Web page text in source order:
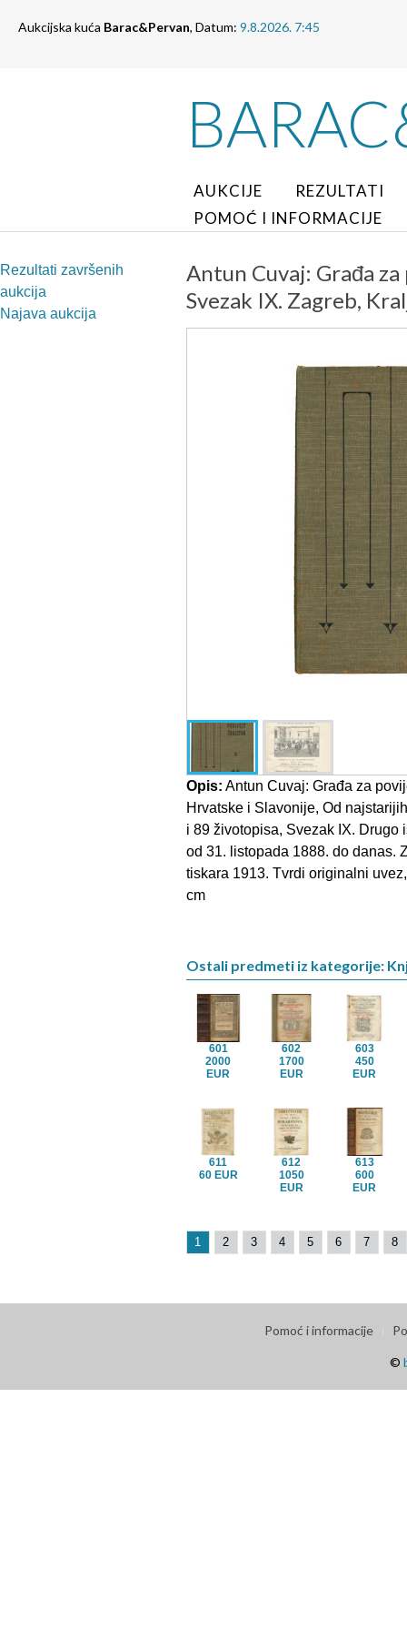
Aukcijska kuća Barac&Pervan, Datum: 9.8.2026. 7:45
AUKCIJE
REZULTATI
POMOĆ I INFORMACIJE
Rezultati završenih
aukcija
Najava aukcija
Antun Cuvaj: Građa
Svezak IX. Zagreb,
Opis: Antun Cuvaj: Građa za
Hrvatske i Slavonije, Od
i 89 životopisa, Svezak IX.
od 31. listopada 1888. do danas.
tiskara 1913. Tvrdi originalni
cm
Ostali predmeti iz kategorije:
601
2000
EUR
602
1700
EUR
603
450
EUR
611
60 EUR
612
1050
EUR
613
600
EUR
1 2 3 4 5 6 7 8
Pomoć i informacije
©